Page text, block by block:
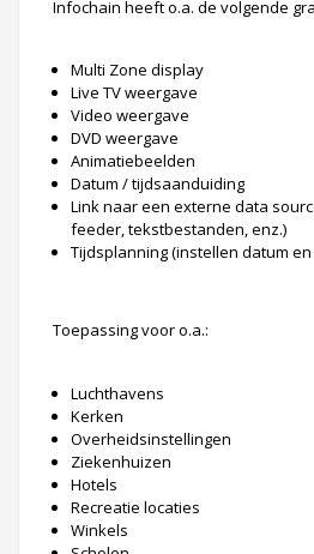
Infochain heeft o.a. de volgende
Multi Zone display
Live TV weergave
Video weergave
DVD weergave
Animatiebeelden
Datum / tijdsaanduiding
Link naar een externe data
feeder, tekstbestanden, enz.)
Tijdsplanning (instellen datum
Toepassing voor o.a.:
Luchthavens
Kerken
Overheidsinstellingen
Ziekenhuizen
Hotels
Recreatie locaties
Winkels